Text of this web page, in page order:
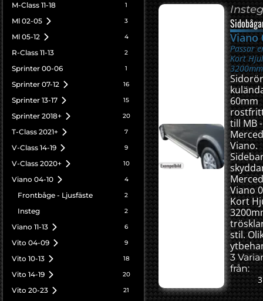
M-Class 11-18 1
Ml 02-05 3
Ml 05-12 4
R-Class 11-13 2
Sprinter 00-06 1
Sprinter 07-12 16
Sprinter 13-17 15
Sprinter 2018+ 20
T-Class 2021+ 7
V-Class 14-19 9
V-Class 2020+ 10
Viano 04-10 4
Frontbåge - Ljusfäste 2
Insteg 2
Viano 11-13 6
Vito 04-09 9
Vito 10-13 18
Vito 14-19 20
Vito 20-23 21
Insteg
Viano
Passar
Kort
3200mm
60mm
till MB -
Viano.
Viano
Kort
stil.
3
från: